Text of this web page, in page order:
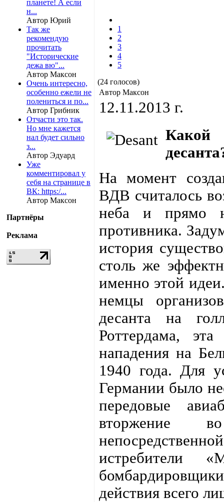
планете! А если
н...
Автор Юрий
Так же
рекомендую
прочитать
"Исторические
дежа вю"...
Автор Максон
Очень интересно,
особенно ежели не
полениться и по...
Автор Грибник
Отчасти это так.
Но мне кажется
нал будет сильно
з...
Автор Эдуард
Уже
комментировал у
себя на странице в
ВК: https:/...
Автор Максон
Партнёры
Реклама
1
2
3
4
5
(24 голосов)
Автор Максон
12.11.2013 г.
На момент
ВДВ считалось
неба и прямо
противника.
история
столь же
именно этой
немцы
десанта на
Роттердама,
нападения на
1940 года. Для
Германии было
передовые
вторжение
истребители
действия всего